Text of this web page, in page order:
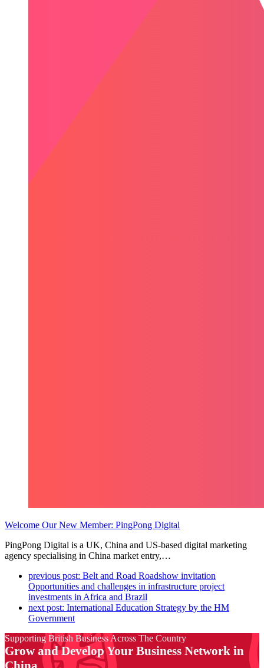
Welcome Our New Member: PingPong Digital
PingPong Digital is a UK, China and US-based digital marketing
agency specialising in China market entry,…
previous post: Belt and Road Roadshow invitation
Opportunities and challenges in infrastructure project
investments in Africa and Brazil
next post: International Education Strategy by the HM
Government
Supporting British Business Across The Country
Grow and Develop Your Business Network in